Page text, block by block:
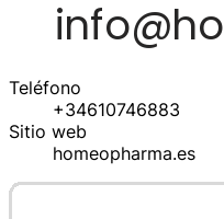
Teléfono
+34610746883
Sitio web
homeopharma.es